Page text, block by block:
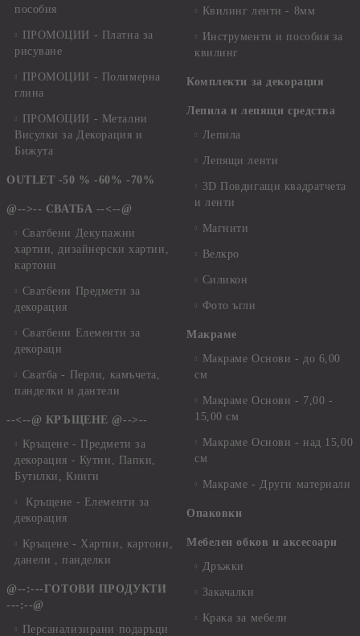
пособия
ПРОМОЦИИ - Платна за
рисуване
ПРОМОЦИИ - Полимерна
глина
ПРОМОЦИИ - Метални
Висулки за Декорация и
Бижута
OUTLET -50 % -60% -70%
@-->-- СВАТБА --<--@
Сватбени Декупажни
хартии, дизайнерски хартии,
картони
Сватбени Предмети за
декорация
Сватбени Елементи за
декораци
Сватба - Перли, камъчета,
панделки и дантели
--<--@ КРЪЩЕНЕ @-->--
Кръщене - Предмети за
декорация - Кутии, Папки,
Бутилки, Книги
Кръщене - Елементи за
декорация
Кръщене - Хартии, картони,
данели , панделки
@--:---ГОТОВИ ПРОДУКТИ
---:--@
Персанализирани подаръци
Квилинг ленти - 8мм
Инструменти и пособия за
квилинг
Комплекти за декорация
Лепила и лепящи средства
Лепила
Лепящи ленти
3D Повдигащи квадратчета
и ленти
Магнити
Велкро
Силикон
Фото ъгли
Макраме
Макраме Основи - до 6,00
см
Макраме Основи - 7,00 -
15,00 см
Макраме Основи - над 15,00
см
Макраме - Други материали
Опаковки
Мебелен обков и аксесоари
Дръжки
Закачалки
Крака за мебели